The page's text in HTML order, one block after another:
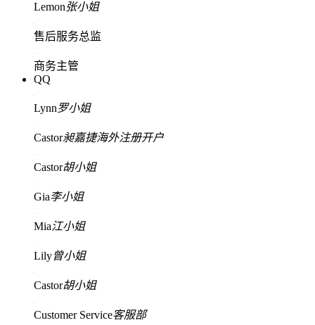
Lemon张小姐
售后服务总监
商务主管
QQ
Lynn罗小姐
Castor昶嘉捷海外注册开户
Castor胡小姐
Gia李小姐
Mia江小姐
Lily曾小姐
Castor胡小姐
Customer Service客服部